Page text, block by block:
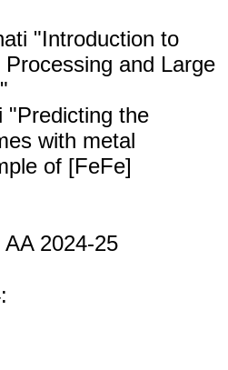
"Introduction to
and Large
"Predicting the
with metal
of [FeFe]
AA 2024-25